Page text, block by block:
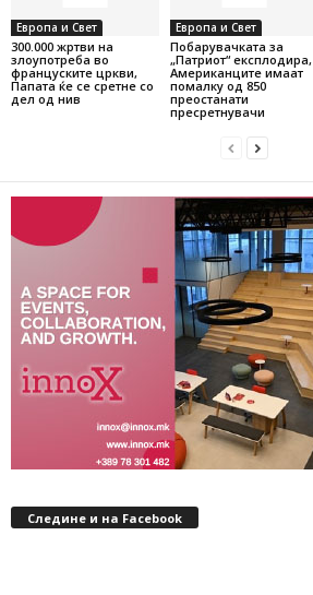
Европа и Свет
300.000 жртви на
злоупотреба во
француските цркви,
Папата ќе се сретне со
дел од нив
Европа и Свет
Побарувачката за
„Патриот“ експлодира,
Американците имаат
помалку од 850
преостанати
пресретнувачи
Следине и на Facebook